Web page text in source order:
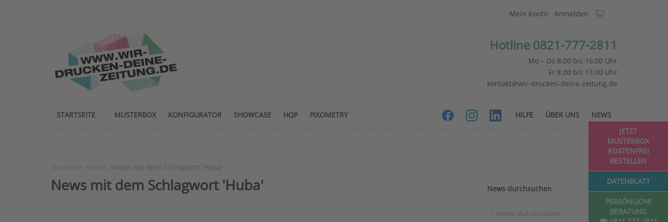
PERSÖNLICHE
BERATUNG
JETZT
MUSTERBOX
KOSTENFREI
BESTELLEN
DATENBLATT
Mein Konto Anmelden
Hotline 0821-777-2811
Mo – Do 8:00 bis 16:00 Uhr
Fr 8.00 bis 13.00 Uhr
kontakt@wir-drucken-deine-zeitung.de
STARTSEITE NEWS
MUSTERBOX ÜBER UNS
KONFIGURATOR HILFE
SHOWCASE HQP PIXOMETRY
News mit dem Schlagwort 'Huba' News durchsuchen